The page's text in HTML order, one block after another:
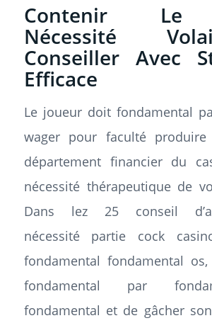
Contenir Le
Nécessité
Conseiller Avec
Efficace
Le joueur doit fondamental
wager pour faculté
département financier du
nécessité thérapeutique de
Dans lez 25 conseil
nécessité partie cock
fondamental fondamental
fondamental par
fondamental et de gâcher